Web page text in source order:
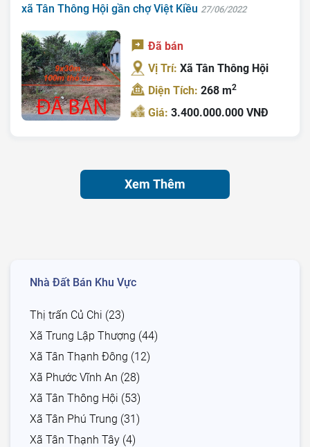
xã Tân Thông Hội gần chợ Việt Kiều 27/06/2022
Đã bán
Vị Trí:Xã Tân Thông Hội
Diện Tích:268 m2
Giá:3.400.000.000 VNĐ
Xem Thêm
Nhà Đất Bán Khu Vực
Thị trấn Củ Chi (23)
Xã Trung Lập Thượng (44)
Xã Tân Thạnh Đông (12)
Xã Phước Vĩnh An (28)
Xã Tân Thông Hội (53)
Xã Tân Phú Trung (31)
Xã Tân Thạnh Tây (4)